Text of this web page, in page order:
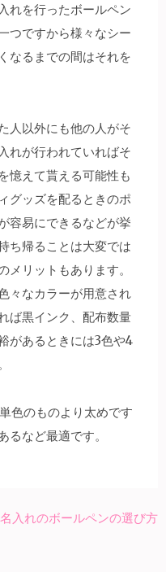
れを行ったボールペン
つですから様々なシー
なるまでの間はそれを
人以外にも他の人がそ
れが行われていればそ
憶えて貰える可能性も
グッズを配るときのポ
容易にできるなどが挙
ち帰ることは大変では
メリットもあります。
々なカラーが用意され
ば黒インク、配布数量
があるときには3色や4
色のものより太めです
るなど最適です。
名入れのボールペンの選び方